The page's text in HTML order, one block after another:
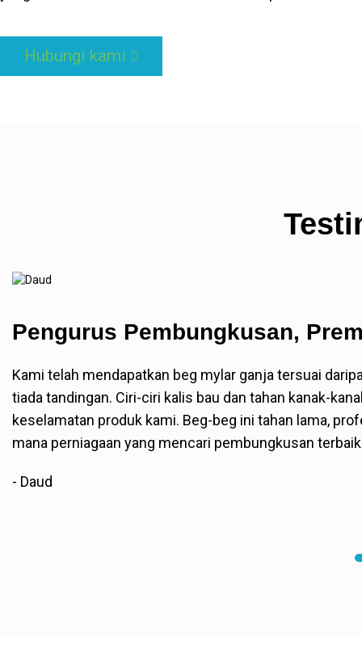
Hubungi kami
Pengurus Pembungkusan,
Kami telah mendapatkan beg mylar ganja tersuai
tiada tandingan. Ciri-ciri kalis bau dan tahan kanak-
keselamatan produk kami. Beg-beg ini tahan lama,
mana perniagaan yang mencari pembungkusan
- Daud